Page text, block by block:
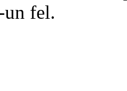
un fel.